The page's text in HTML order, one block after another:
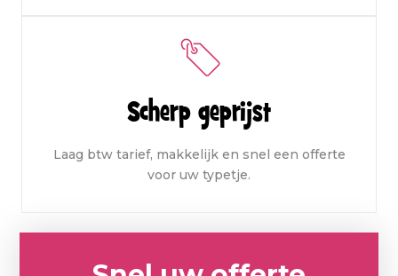
Scherp geprijst
Laag btw tarief, makkelijk en snel een offerte
voor uw typetje.